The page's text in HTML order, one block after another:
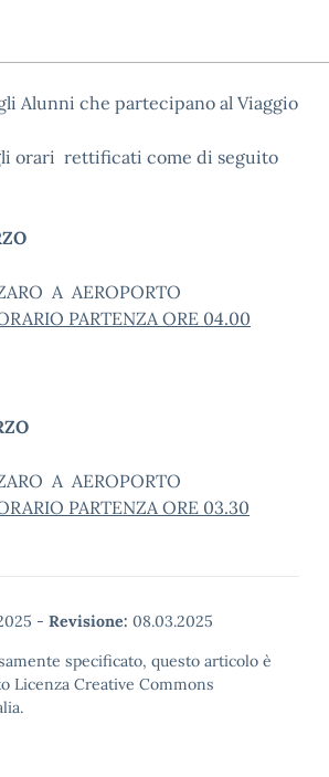
Alunni che partecipano al Viaggio
orari rettificati come di seguito
A AEROPORTO
PARTENZA ORE 04.00
A AEROPORTO
PARTENZA ORE 03.30
- Revisione: 08.03.2025
specificato, questo articolo è
Licenza Creative Commons